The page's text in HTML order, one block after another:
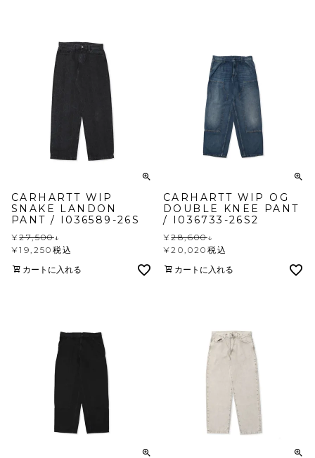
CARHARTT WIP
SNAKE LANDON
PANT / I036589-26S
¥27,500↓
¥19,250 税込
カートに入れる
CARHARTT WIP OG
DOUBLE KNEE PANT
/ I036733-26S2
¥28,600↓
¥20,020 税込
カートに入れる